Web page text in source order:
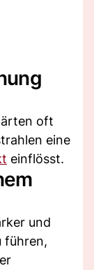
oft
eine
einflösst.
und
führen,